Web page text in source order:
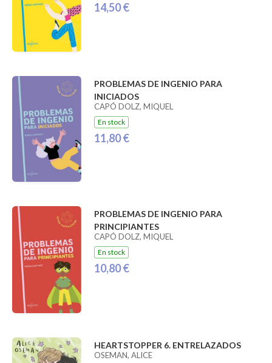
14,50 €
PROBLEMAS DE INGENIO PARA
INICIADOS
CAPÓ DOLZ, MIQUEL
En stock
11,80 €
PROBLEMAS DE INGENIO PARA
PRINCIPIANTES
CAPÓ DOLZ, MIQUEL
En stock
10,80 €
HEARTSTOPPER 6. ENTRELAZADOS
OSEMAN, ALICE